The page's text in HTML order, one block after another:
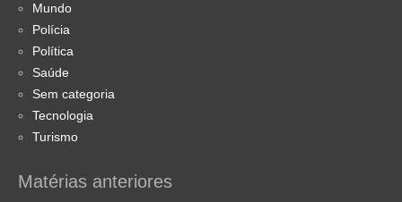
Mundo
Polícia
Política
Saúde
Sem categoria
Tecnologia
Turismo
Matérias anteriores